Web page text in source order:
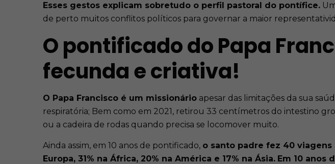
Esses gestos explicam sobretudo o perfil pastoral do pontífice.
de perto muitos conflitos políticos para governar a maior
O pontificado do Papa
fecunda e criativa!
O Papa Francisco é um missionário apesar das limitações da sua
respiratória; Bem como em 2021, retirou 33 centímetros do intestino
ou a cadeira de rodas quando precisa se locomover muito.
Ainda assim, em 10 anos de pontificado, o santo padre fez 40 viagens
Europa, 31% na África, 20% na América e 17% na Ásia. Em 10 anos